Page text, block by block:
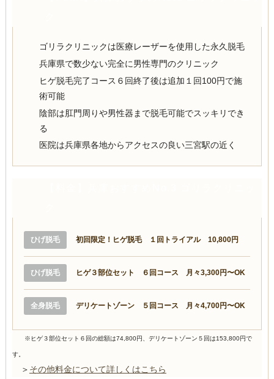
ゴリラクリニックは医療レーザーを使用した永久脱毛
兵庫県で数少ない完全に男性専門のクリニック
ヒゲ脱毛完了コース６回終了後は追加１回100円で施
術可能
陰部は肛門周りや男性器まで脱毛可能でスッキリでき
る
医院は兵庫県各地からアクセスの良い三宮駅の近く
ひげ脱毛 初回限定！ヒゲ脱毛 １回トライアル 10,800円
ひげ脱毛 ヒゲ３部位セット ６回コース 月々3,300円〜OK
全身脱毛 デリケートゾーン ５回コース 月々4,700円〜OK
※ヒゲ３部位セット６回の総額は74,800円、デリケートゾーン５回は153,800円で
す。
＞ その他料金について詳しくはこちら